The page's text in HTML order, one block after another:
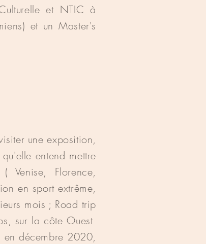
et NTIC à
et unMaster's
une exposition,
entend mettre
Florence,
en sport extrême,
mois ; Road trip
sur la côte Ouest
en décembre 2020,